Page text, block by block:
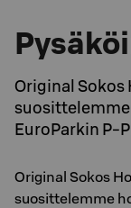
Original
EuroParkin P-
Original Sokos
suosittelemme